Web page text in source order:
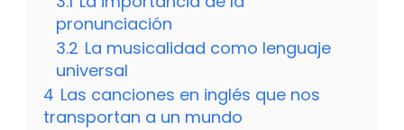
pronunciación
3.2 La musicalidad como lenguaje
universal
4 Las canciones en inglés que nos
transportan a un mundo